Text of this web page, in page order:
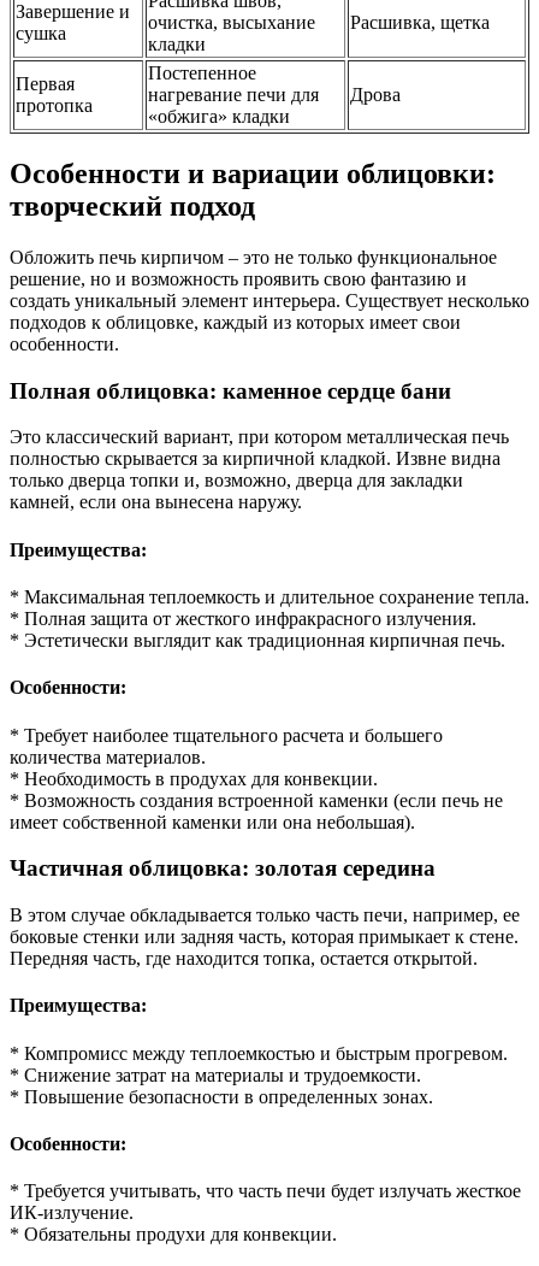
Завершение и
сушка
очистка, высыхание
кладки
Расшивка, щетка
Первая
протопка
Постепенное
нагревание печи для
«обжига» кладки
Дрова
Особенности и вариации облицовки:
творческий подход
Обложить печь кирпичом – это не только функциональное
решение, но и возможность проявить свою фантазию и
создать уникальный элемент интерьера. Существует несколько
подходов к облицовке, каждый из которых имеет свои
особенности.
Полная облицовка: каменное сердце бани
Это классический вариант, при котором металлическая печь
полностью скрывается за кирпичной кладкой. Извне видна
только дверца топки и, возможно, дверца для закладки
камней, если она вынесена наружу.
Преимущества:
* Максимальная теплоемкость и длительное сохранение тепла.
* Полная защита от жесткого инфракрасного излучения.
* Эстетически выглядит как традиционная кирпичная печь.
Особенности:
* Требует наиболее тщательного расчета и большего
количества материалов.
* Необходимость в продухах для конвекции.
* Возможность создания встроенной каменки (если печь не
имеет собственной каменки или она небольшая).
Частичная облицовка: золотая середина
В этом случае обкладывается только часть печи, например, ее
боковые стенки или задняя часть, которая примыкает к стене.
Передняя часть, где находится топка, остается открытой.
Преимущества:
* Компромисс между теплоемкостью и быстрым прогревом.
* Снижение затрат на материалы и трудоемкости.
* Повышение безопасности в определенных зонах.
Особенности:
* Требуется учитывать, что часть печи будет излучать жесткое
ИК-излучение.
* Обязательны продухи для конвекции.